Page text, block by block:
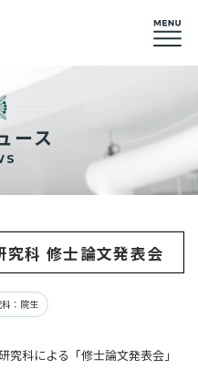
ース
究科 修士論文発表会
：院生
究科による「修士論文発表会」